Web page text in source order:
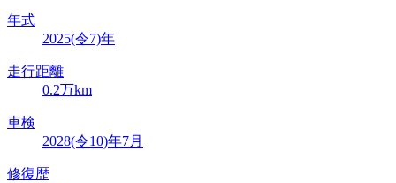
年式
2025(令7)年
走行距離
0.2万km
車検
2028(令10)年7月
修復歴